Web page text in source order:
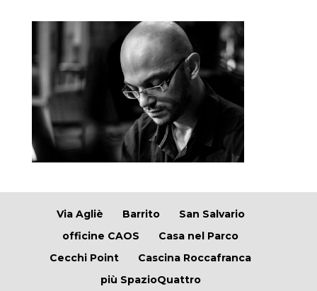
Via Agliè Barrito
San Salvario
officine CAOS
Casa nel Parco
Cecchi Point
Cascina Roccafranca
più SpazioQuattro